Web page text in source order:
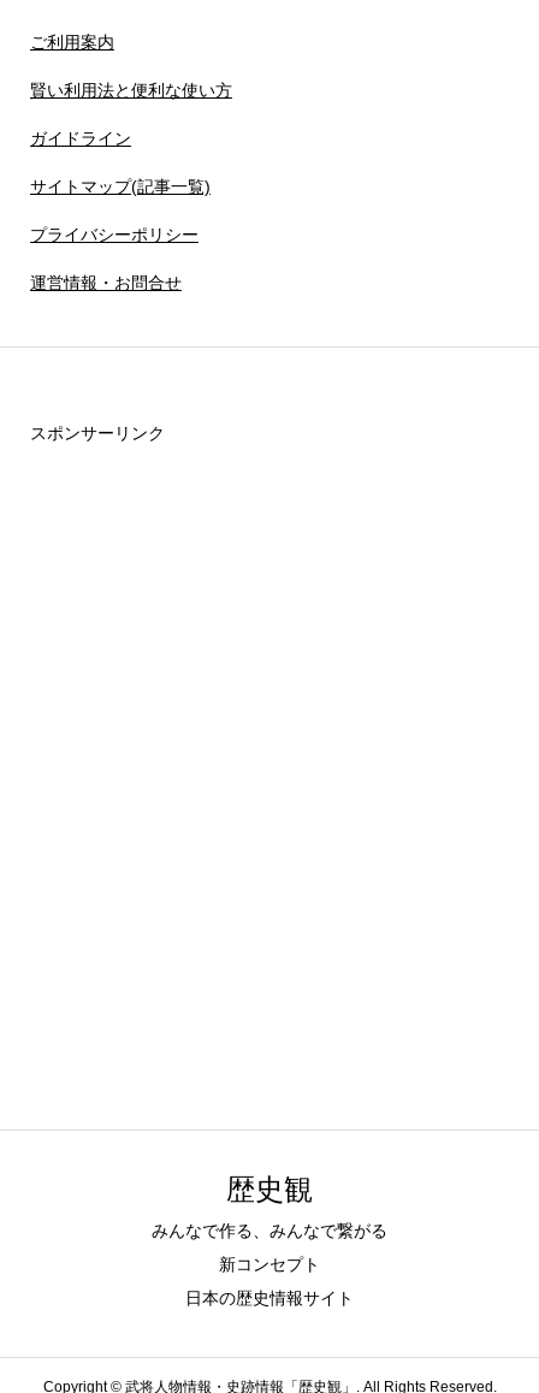
ご利用案内
賢い利用法と便利な使い方
ガイドライン
サイトマップ(記事一覧)
プライバシーポリシー
運営情報・お問合せ
スポンサーリンク
歴史観
みんなで作る、みんなで繋がる
新コンセプト
日本の歴史情報サイト
Copyright ©武将人物情報・史跡情報「歴史観」. All Rights Reserved.